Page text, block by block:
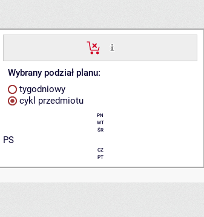
Wybrany podział planu:
tygodniowy
cykl przedmiotu
PN
WT
ŚR
PS
CZ
PT